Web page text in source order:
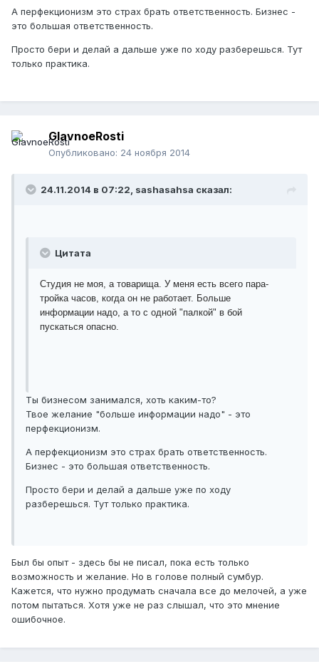
А перфекционизм это страх брать ответственность. Бизнес -
это большая ответственность.
Просто бери и делай а дальше уже по ходу разберешься. Тут
только практика.
GlavnoeRosti
Опубликовано: 24 ноября 2014
24.11.2014 в 07:22, sashasahsa сказал:
Цитата
Студия не моя, а товарища. У меня есть всего пара-
тройка часов, когда он не работает. Больше
информации надо, а то с одной "палкой" в бой
пускаться опасно.
Ты бизнесом занимался, хоть каким-то?
Твое желание "больше информации надо" - это
перфекционизм.
А перфекционизм это страх брать ответственность.
Бизнес - это большая ответственность.
Просто бери и делай а дальше уже по ходу
разберешься. Тут только практика.
Был бы опыт - здесь бы не писал, пока есть только
возможность и желание. Но в голове полный сумбур.
Кажется, что нужно продумать сначала все до мелочей, а уже
потом пытаться. Хотя уже не раз слышал, что это мнение
ошибочное.